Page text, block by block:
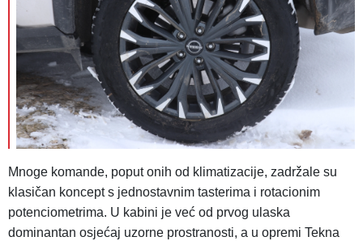
Mnoge komande, poput onih od klimatizacije, zadržale su
klasičan koncept s jednostavnim tasterima i rotacionim
potenciometrima. U kabini je već od prvog ulaska
dominantan osjećaj uzorne prostranosti, a u opremi Tekna